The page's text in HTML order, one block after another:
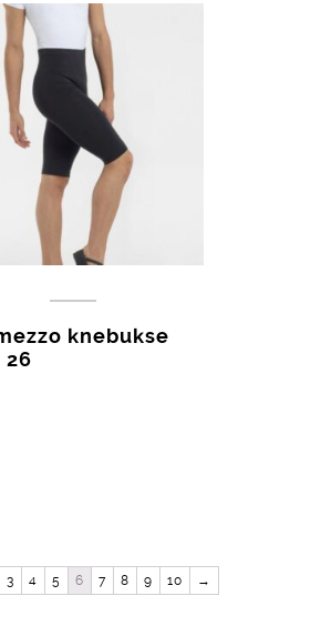
knebukse
26
3 4 5 6 7 8 9 10 →